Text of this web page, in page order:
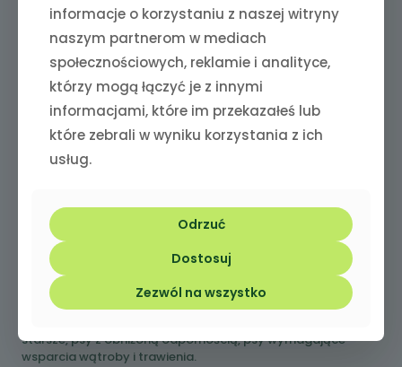
Jaja i drożdże browarnicze – źródła witamin z grupy B i
minerałów, które wspierają kondycję skóry, sierści oraz
ogólną odporność.
Kasza manna – baza lekkostrawna i łagodna dla układu
pokarmowego, dobrze przyswajalna nawet przez
szczenięta.
Dla kogo?
dla psów małych ras,
dla psów z wrażliwą wątrobą lub po leczeniu,
dla pupili potrzebujących regeneracji i detoksykacji,
dla właścicieli szukających zdrowych, poręcznych
przysmaków.
starsze, psy z obniżoną odpornością, psy wymagające
wsparcia wątroby i trawienia.
informacje o korzystaniu z naszej witryny
naszym partnerom w mediach
społecznościowych, reklamie i analityce,
którzy mogą łączyć je z innymi
informacjami, które im przekazałeś lub
które zebrali w wyniku korzystania z ich
usług.
Odrzuć
Dostosuj
Zezwól na wszystko